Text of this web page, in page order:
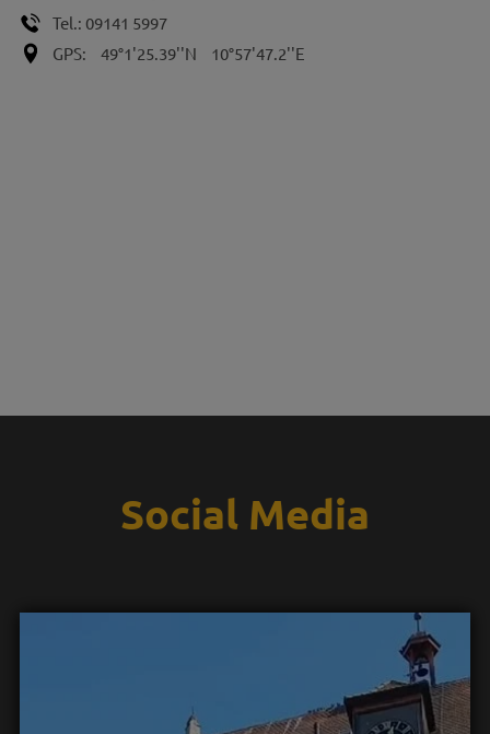
Tel.: 09141 5997
GPS:
49°1'25.39''N 10°57'47.2''E
Social Media